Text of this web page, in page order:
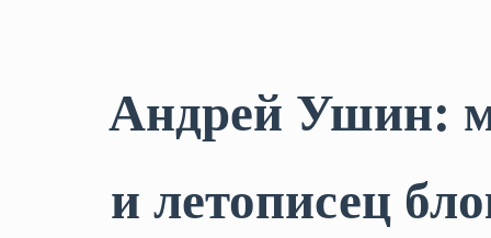
Андрей Ушин:
и летописец